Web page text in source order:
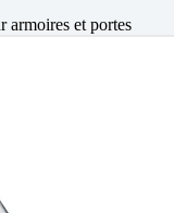
armoires et portes